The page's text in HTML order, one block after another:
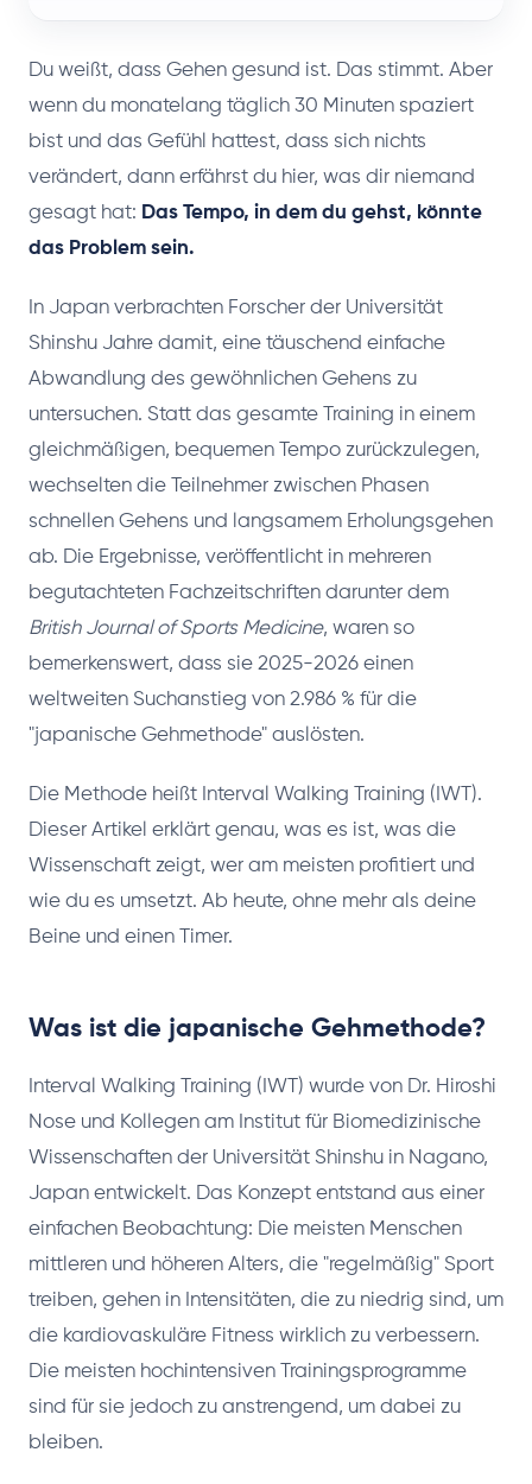
Du weißt, dass Gehen gesund ist. Das stimmt. Aber
wenn du monatelang täglich 30 Minuten spaziert
bist und das Gefühl hattest, dass sich nichts
verändert, dann erfährst du hier, was dir niemand
gesagt hat: Das Tempo, in dem du gehst, könnte
das Problem sein.
In Japan verbrachten Forscher der Universität
Shinshu Jahre damit, eine täuschend einfache
Abwandlung des gewöhnlichen Gehens zu
untersuchen. Statt das gesamte Training in einem
gleichmäßigen, bequemen Tempo zurückzulegen,
wechselten die Teilnehmer zwischen Phasen
schnellen Gehens und langsamem Erholungsgehen
ab. Die Ergebnisse, veröffentlicht in mehreren
begutachteten Fachzeitschriften darunter dem
British Journal of Sports Medicine, waren so
bemerkenswert, dass sie 2025-2026 einen
weltweiten Suchanstieg von 2.986 % für die
"japanische Gehmethode" auslösten.
Die Methode heißt Interval Walking Training (IWT).
Dieser Artikel erklärt genau, was es ist, was die
Wissenschaft zeigt, wer am meisten profitiert und
wie du es umsetzt. Ab heute, ohne mehr als deine
Beine und einen Timer.
Was ist die japanische Gehmethode?
Interval Walking Training (IWT) wurde von Dr. Hiroshi
Nose und Kollegen am Institut für Biomedizinische
Wissenschaften der Universität Shinshu in Nagano,
Japan entwickelt. Das Konzept entstand aus einer
einfachen Beobachtung: Die meisten Menschen
mittleren und höheren Alters, die "regelmäßig" Sport
treiben, gehen in Intensitäten, die zu niedrig sind, um
die kardiovaskuläre Fitness wirklich zu verbessern.
Die meisten hochintensiven Trainingsprogramme
sind für sie jedoch zu anstrengend, um dabei zu
bleiben.